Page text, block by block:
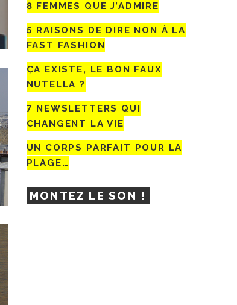
8 FEMMES QUE J’ADMIRE
5 RAISONS DE DIRE NON À LA
FAST FASHION
ÇA EXISTE, LE BON FAUX
NUTELLA ?
7 NEWSLETTERS QUI
CHANGENT LA VIE
UN CORPS PARFAIT POUR LA
PLAGE…
MONTEZ LE SON !